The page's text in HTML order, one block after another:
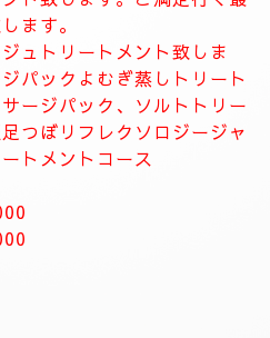
と思います。
て頂きたいと思います。
ます。
なります。🥀
ス一番おすすめ致します。
ラピストコース🥀
日頃の疲れた身体を心ゆく